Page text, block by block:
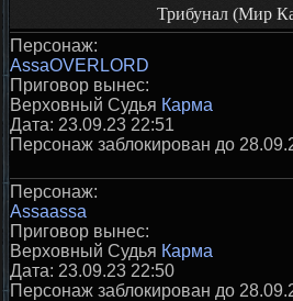
Трибунал (Мир
Персонаж:
AssaOVERLORD
Приговор вынес:
Верховный Судья Карма
Дата: 23.09.23 22:51
Персонаж заблокирован до
Персонаж:
Assaassa
Приговор вынес:
Верховный Судья Карма
Дата: 23.09.23 22:50
Персонаж заблокирован до